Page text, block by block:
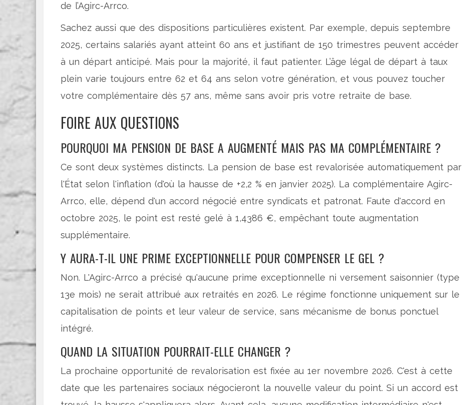
de l’Agirc-Arrco.
Sachez aussi que des dispositions particulières existent. Par exemple, depuis septembre
2025, certains salariés ayant atteint 60 ans et justifiant de 150 trimestres peuvent accéder
à un départ anticipé. Mais pour la majorité, il faut patienter. L’âge légal de départ à taux
plein varie toujours entre 62 et 64 ans selon votre génération, et vous pouvez toucher
votre complémentaire dès 57 ans, même sans avoir pris votre retraite de base.
FOIRE AUX QUESTIONS
POURQUOI MA PENSION DE BASE A AUGMENTÉ MAIS PAS MA COMPLÉMENTAIRE ?
Ce sont deux systèmes distincts. La pension de base est revalorisée automatiquement par
l'État selon l'inflation (d'où la hausse de +2,2 % en janvier 2025). La complémentaire Agirc-
Arrco, elle, dépend d'un accord négocié entre syndicats et patronat. Faute d'accord en
octobre 2025, le point est resté gelé à 1,4386 €, empêchant toute augmentation
supplémentaire.
Y AURA-T-IL UNE PRIME EXCEPTIONNELLE POUR COMPENSER LE GEL ?
Non. L'Agirc-Arrco a précisé qu'aucune prime exceptionnelle ni versement saisonnier (type
13e mois) ne serait attribué aux retraités en 2026. Le régime fonctionne uniquement sur le
capitalisation de points et leur valeur de service, sans mécanisme de bonus ponctuel
intégré.
QUAND LA SITUATION POURRAIT-ELLE CHANGER ?
La prochaine opportunité de revalorisation est fixée au 1er novembre 2026. C'est à cette
date que les partenaires sociaux négocieront la nouvelle valeur du point. Si un accord est